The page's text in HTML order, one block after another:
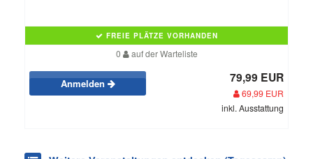
FREIE PLÄTZE VORHANDEN
0 auf der Warteliste
Anmelden 79,99 EUR
69,99 EUR
inkl. Ausstattung